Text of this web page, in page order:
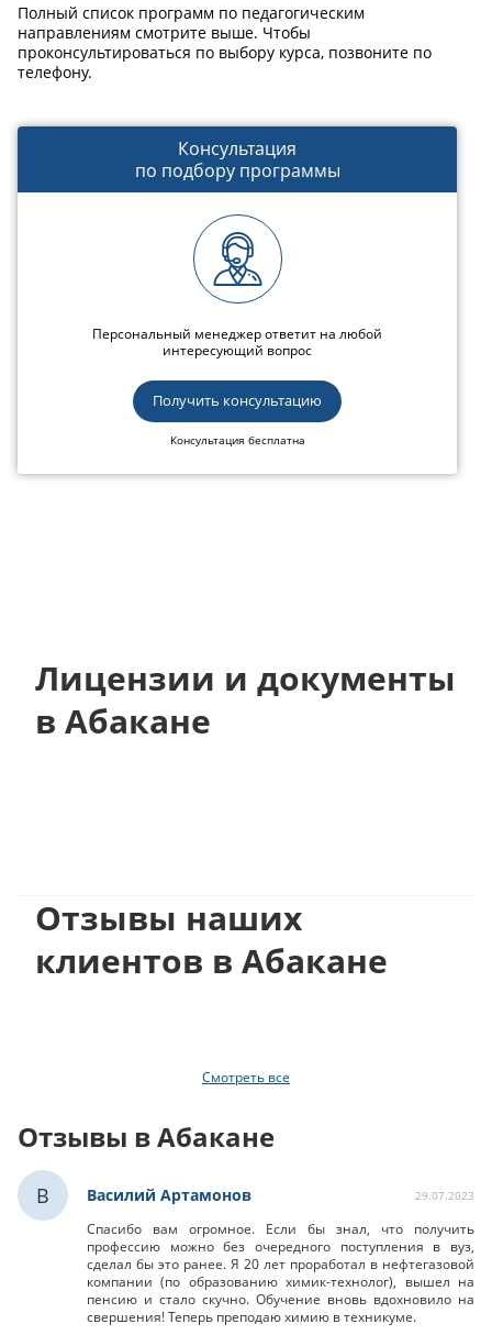
Полный список программ по педагогическим
направлениям смотрите выше. Чтобы
проконсультироваться по выбору курса, позвоните по
телефону.
Консультация
по подбору программы
Персональный менеджер ответит на любой
интересующий вопрос
Получить консультацию
Консультация бесплатна
Лицензии и документы
в Абакане
Отзывы наших
клиентов в Абакане
Смотреть все
Отзывы в Абакане
В Василий Артамонов 29.07.2023
Спасибо вам огромное. Если бы знал, что получить
профессию можно без очередного поступления в вуз,
сделал бы это ранее. Я 20 лет проработал в нефтегазовой
компании (по образованию химик-технолог), вышел на
пенсию и стало скучно. Обучение вновь вдохновило на
свершения! Теперь преподаю химию в техникуме.